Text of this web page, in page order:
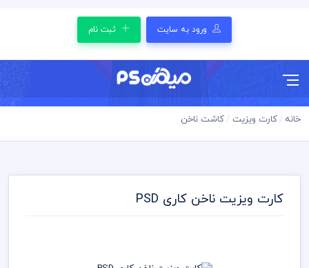
ورود به سایت ثبت نام
خانه کارت ویزیت کاشت ناخن
کارت ویزیت ناخن کاری PSD